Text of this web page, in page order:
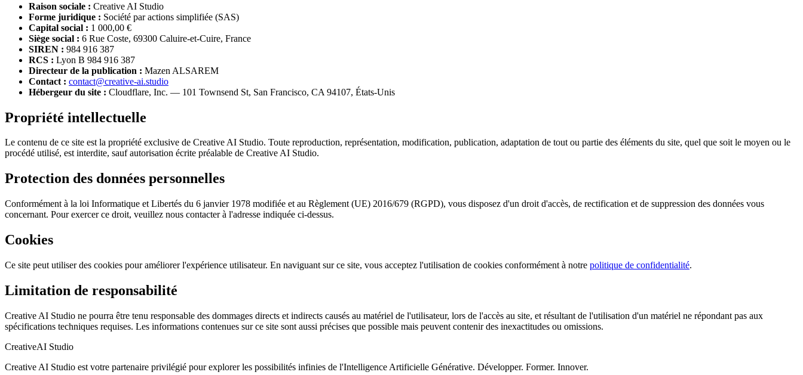
Raison sociale : Creative AI Studio
Forme juridique : Société par actions simplifiée (SAS)
Capital social : 1 000,00 €
Siège social : 6 Rue Coste, 69300 Caluire-et-Cuire, France
SIREN : 984 916 387
RCS : Lyon B 984 916 387
Directeur de la publication : Mazen ALSAREM
Contact : contact@creative-ai.studio
Hébergeur du site : Cloudflare, Inc. — 101 Townsend St, San Francisco, CA 94107, États-Unis
Propriété intellectuelle
Le contenu de ce site est la propriété exclusive de Creative AI Studio. Toute reproduction, représentation, modification, publication, adaptation de tout ou partie des éléments du site, quel que soit le moyen ou le
procédé utilisé, est interdite, sauf autorisation écrite préalable de Creative AI Studio.
Protection des données personnelles
Conformément à la loi Informatique et Libertés du 6 janvier 1978 modifiée et au Règlement (UE) 2016/679 (RGPD), vous disposez d'un droit d'accès, de rectification et de suppression des données vous
concernant. Pour exercer ce droit, veuillez nous contacter à l'adresse indiquée ci-dessus.
Cookies
Ce site peut utiliser des cookies pour améliorer l'expérience utilisateur. En naviguant sur ce site, vous acceptez l'utilisation de cookies conformément à notre politique de confidentialité.
Limitation de responsabilité
Creative AI Studio ne pourra être tenu responsable des dommages directs et indirects causés au matériel de l'utilisateur, lors de l'accès au site, et résultant de l'utilisation d'un matériel ne répondant pas aux
spécifications techniques requises. Les informations contenues sur ce site sont aussi précises que possible mais peuvent contenir des inexactitudes ou omissions.
CreativeAI Studio
Creative AI Studio est votre partenaire privilégié pour explorer les possibilités infinies de l'Intelligence Artificielle Générative. Développer. Former. Innover.